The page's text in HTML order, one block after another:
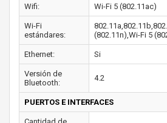
Wifi: Wi-Fi 5 (802.11ac)
Wi-Fi
estándares:
(802.11n),Wi-Fi 5
Ethernet: Si
Versión de
Bluetooth:
4.2
PUERTOS E INTERFACES